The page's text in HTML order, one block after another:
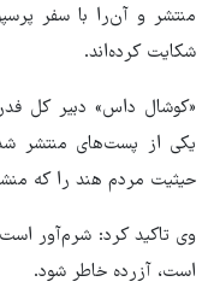
منتشر و آن‌را با سفر
شکایت کرده‌اند.
«کوشال داس» دبیر کل
یکی از پست‌های منتشر
حیثیت مردم هند را که
وی تاکید کرد: شرم‌آور
است، آزرده خاطر شود.